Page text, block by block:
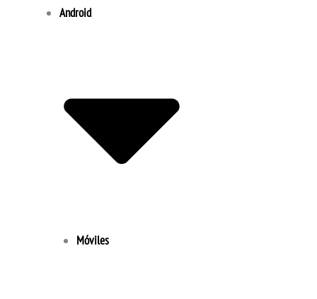
Android
Móviles